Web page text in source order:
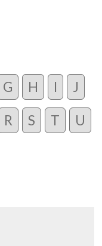
G H I J
R S T U